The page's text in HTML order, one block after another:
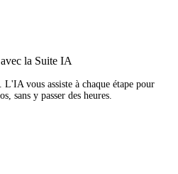
la Suite IA
vous assiste à chaque étape pour
sans y passer des heures.